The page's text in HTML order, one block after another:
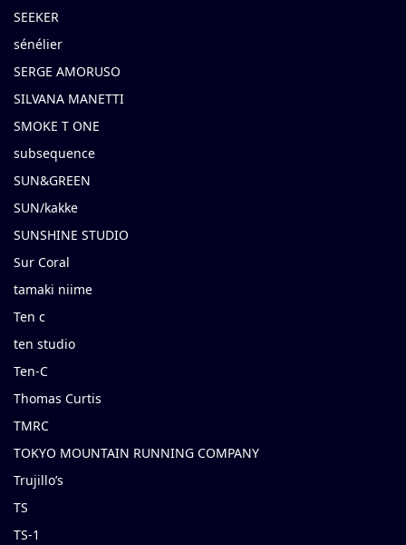
SEEKER
sénélier
SERGE AMORUSO
SILVANA MANETTI
SMOKE T ONE
subsequence
SUN&GREEN
SUN/kakke
SUNSHINE STUDIO
Sur Coral
tamaki niime
Ten c
ten studio
Ten-C
Thomas Curtis
TMRC
TOKYO MOUNTAIN RUNNING COMPANY
Trujillo’s
TS
TS-1